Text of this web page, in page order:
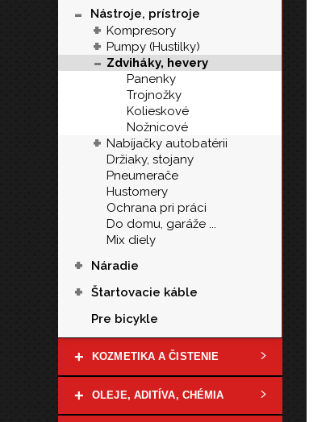
- Nástroje, prístroje
+ Kompresory
+ Pumpy (Hustilky)
- Zdviháky, hevery
Panenky
Trojnožky
Kolieskové
Nožnicové
+ Nabíjačky autobatérii
Držiaky, stojany
Pneumerače
Hustomery
Ochrana pri práci
Do domu, garáže ...
Mix diely
+ Náradie
+
Štartovacie káble
Pre bicykle
+ KOZMETIKA A ČISTENIE
+ OLEJE, ADITÍVA, CHÉMIA